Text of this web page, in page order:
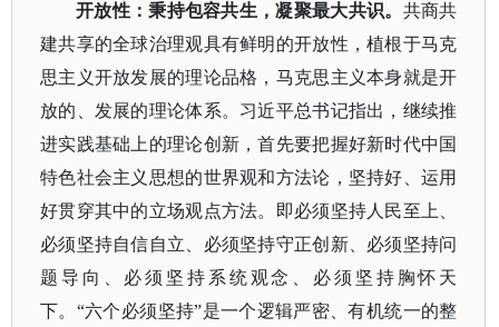
开放性：秉持包容共生，凝聚最大共识。 共商共
建共享的全球治理观具有鲜明的开放性，植根于马克
思主义开放发展的理论品格，马克思主义本身就是开
放的、发展的理论体系。习近平总书记指出，继续推
进实践基础上的理论创新，首先要把握好新时代中国
特色社会主义思想的世界观和方法论，坚持好、运用
好贯穿其中的立场观点方法。即必须坚持人民至上、
必须坚持自信自立、必须坚持守正创新、必须坚持问
题导向、必须坚持系统观念、必须坚持胸怀天
下。 “六个必须坚持”是一个逻辑严密、有机统一的整